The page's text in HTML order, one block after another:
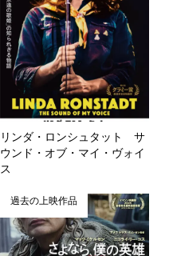
リンダ・ロンシュタット サ
ウンド・オブ・マイ・ヴォイ
ス
過去の上映作品